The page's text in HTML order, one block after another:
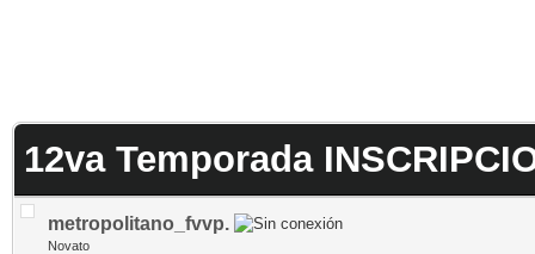
12va Temporada
metropolitano_fvvp.
Novato